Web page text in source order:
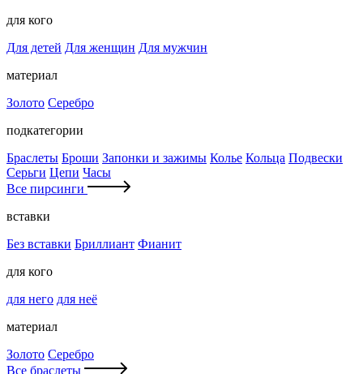
для кого
Для детей Для женщин Для мужчин
материал
Золото Серебро
подкатегории
Браслеты Броши Запонки и зажимы Колье Кольца Подвески
Серьги Цепи Часы
Все пирсинги
вставки
Без вставки Бриллиант Фианит
для кого
для него для неё
материал
Золото Серебро
Все браслеты